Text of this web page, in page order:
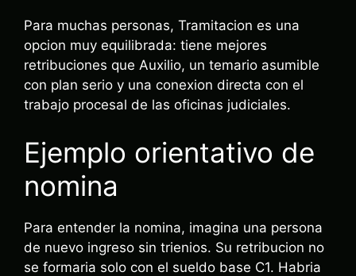
Para muchas personas, Tramitacion es una
opcion muy equilibrada: tiene mejores
retribuciones que Auxilio, un temario asumible
con plan serio y una conexion directa con el
trabajo procesal de las oficinas judiciales.
Ejemplo orientativo de
nomina
Para entender la nomina, imagina una persona
de nuevo ingreso sin trienios. Su retribucion no
se formaria solo con el sueldo base C1. Habria